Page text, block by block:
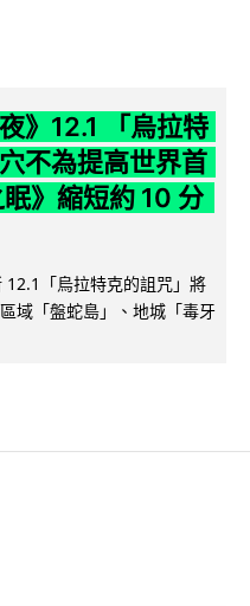
》12.1 「烏拉特
不為提高世界首
》縮短約 10 分
12.1「烏拉特克的詛咒」將
域「盤蛇島」、地城「毒牙